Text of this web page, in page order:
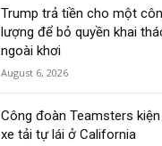
Trump trả tiền cho một
lượng để bỏ quyền khai
ngoài khơi
August 6, 2026
Công đoàn Teamsters
xe tải tự lái ở California